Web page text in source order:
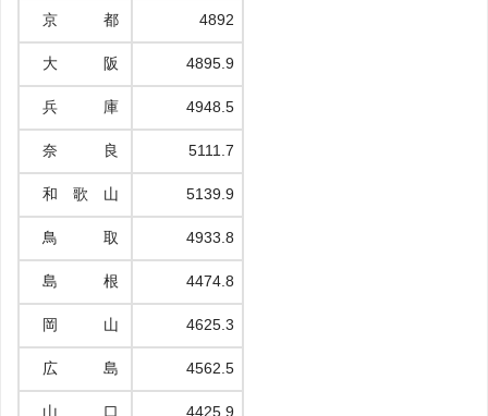
京 都 4892
大 阪 4895.9
兵 庫 4948.5
奈 良 5111.7
和 歌 山 5139.9
鳥 取 4933.8
島 根 4474.8
岡 山 4625.3
広 島 4562.5
山 口 4425.9